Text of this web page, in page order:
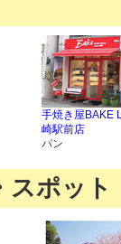
手焼き屋BAKE
崎駅前店
パン
スポット